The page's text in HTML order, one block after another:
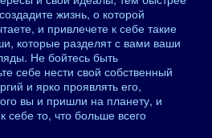
жизнь, о которой
и привлечете к себе такие
которые разделят с вами ваши
Не бойтесь быть
себе нести свой собственный
и ярко проявлять его,
вы и пришли на планету, и
себе то, что больше всего